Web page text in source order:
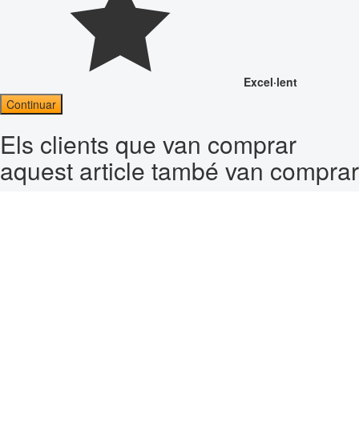
Excel·lent
Continuar
Els clients que van comprar
aquest article també van comprar